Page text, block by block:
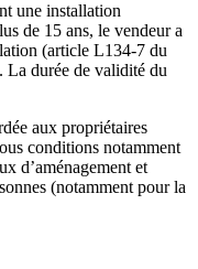
une installation
de 15 ans, le vendeur a
(article L134-7 du
La durée de validité du
aux propriétaires
conditions notamment
d’aménagement et
(notamment pour la